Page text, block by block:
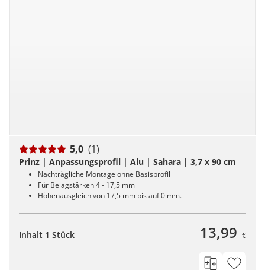
5,0 (1)
Prinz | Anpassungsprofil | Alu | Sahara | 3,7 x 90 cm
Nachträgliche Montage ohne Basisprofil
Für Belagstärken 4 - 17,5 mm
Höhenausgleich von 17,5 mm bis auf 0 mm.
Inhalt 1 Stück 13,99 €